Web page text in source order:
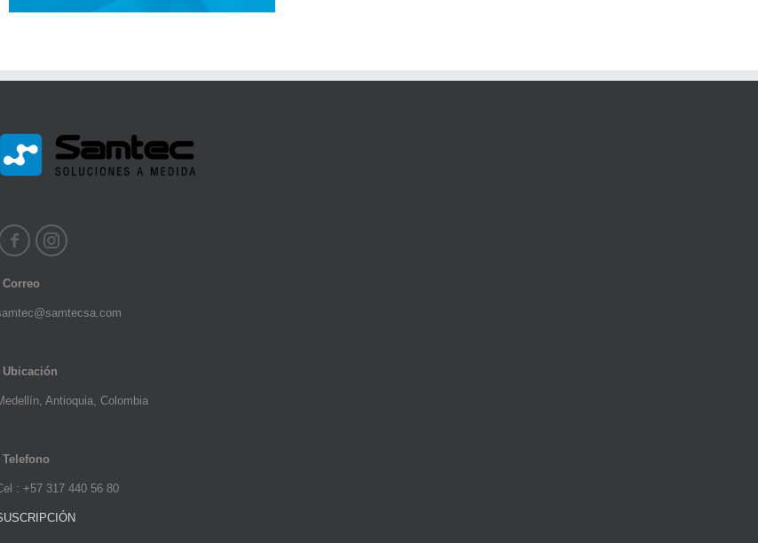
Antioquia, Colombia
: +57 317 440 56 80